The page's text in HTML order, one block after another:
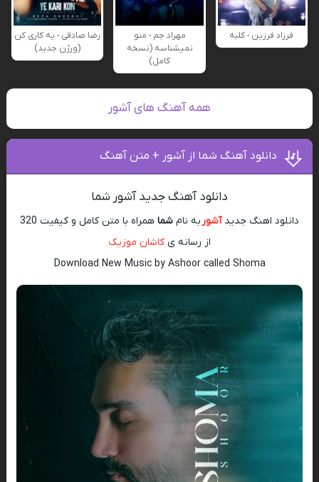
فرزاد فرزین - کلبه
مهراد جم - منو
نمیشناسه (نسخه
کامل)
رضا صادقی - یه کاری کن
(ورژن جدید)
همه آهنگ های آشور
دانلود آهنگ شما از آشور + متن آهنگ
دانلود آهنگ جدید آشور شما
دانلود اهنگ جدیدآشوربه نام شما
همراه با متن کامل و کیفیت 320
از رسانه ی کاشان موزیک
Download New Music by Ashoor called Shoma